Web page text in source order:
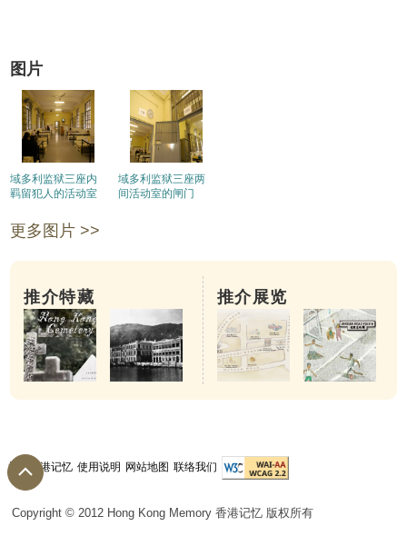
图片
域多利监狱三座内
羁留犯人的活动室
域多利监狱三座两
间活动室的闸门
更多图片 >>
推介特藏 推介展览
关于香港记忆 使用说明 网站地图 联络我们
Copyright © 2012 Hong Kong Memory 香港记忆 版权所有